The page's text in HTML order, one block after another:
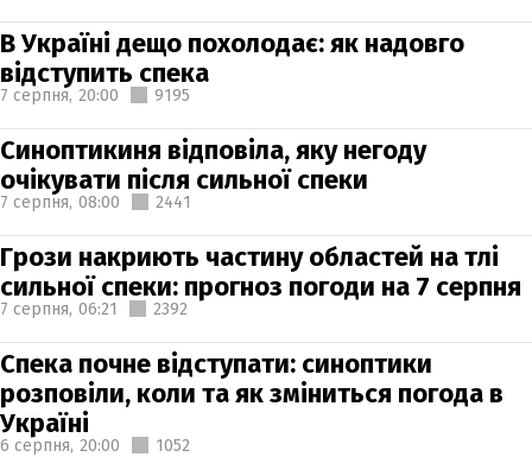
В Україні дещо похолодає: як надовго
відступить спека
7 серпня, 20:00 9195
Синоптикиня відповіла, яку негоду
очікувати після сильної спеки
7 серпня, 08:00 2441
Грози накриють частину областей на тлі
сильної спеки: прогноз погоди на 7 серпня
7 серпня, 06:21 2392
Спека почне відступати: синоптики
розповіли, коли та як зміниться погода в
Україні
6 серпня, 20:00 1052